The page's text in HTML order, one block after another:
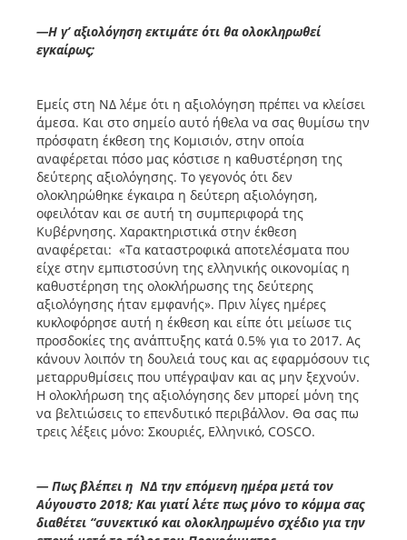
—Η γ’ αξιολόγηση εκτιμάτε ότι θα ολοκληρωθεί
εγκαίρως;
Εμείς στη ΝΔ λέμε ότι η αξιολόγηση πρέπει να κλείσει
άμεσα. Και στο σημείο αυτό ήθελα να σας θυμίσω την
πρόσφατη έκθεση της Κομισιόν, στην οποία
αναφέρεται πόσο μας κόστισε η καθυστέρηση της
δεύτερης αξιολόγησης. Το γεγονός ότι δεν
ολοκληρώθηκε έγκαιρα η δεύτερη αξιολόγηση,
οφειλόταν και σε αυτή τη συμπεριφορά της
Κυβέρνησης. Χαρακτηριστικά στην έκθεση
αναφέρεται: «Τα καταστροφικά αποτελέσματα που
είχε στην εμπιστοσύνη της ελληνικής οικονομίας η
καθυστέρηση της ολοκλήρωσης της δεύτερης
αξιολόγησης ήταν εμφανής». Πριν λίγες ημέρες
κυκλοφόρησε αυτή η έκθεση και είπε ότι μείωσε τις
προσδοκίες της ανάπτυξης κατά 0.5% για το 2017. Ας
κάνουν λοιπόν τη δουλειά τους και ας εφαρμόσουν τις
μεταρρυθμίσεις που υπέγραψαν και ας μην ξεχνούν.
Η ολοκλήρωση της αξιολόγησης δεν μπορεί μόνη της
να βελτιώσεις το επενδυτικό περιβάλλον. Θα σας πω
τρεις λέξεις μόνο: Σκουριές, Ελληνικό, COSCO.
— Πως βλέπει η ΝΔ την επόμενη ημέρα μετά τον
Αύγουστο 2018; Και γιατί λέτε πως μόνο το κόμμα σας
διαθέτει “συνεκτικό και ολοκληρωμένο σχέδιο για την